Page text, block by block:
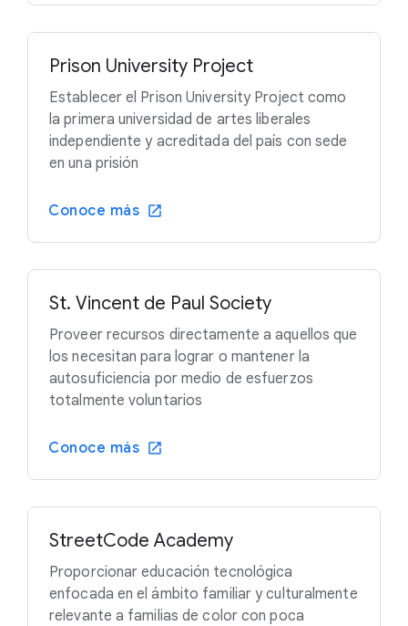
Prison University Project
Establecer el Prison University Project como
la primera universidad de artes liberales
independiente y acreditada del país con sede
en una prisión
Conoce más
St. Vincent de Paul Society
Proveer recursos directamente a aquellos que
los necesitan para lograr o mantener la
autosuficiencia por medio de esfuerzos
totalmente voluntarios
Conoce más
StreetCode Academy
Proporcionar educación tecnológica
enfocada en el ámbito familiar y culturalmente
relevante a familias de color con poca